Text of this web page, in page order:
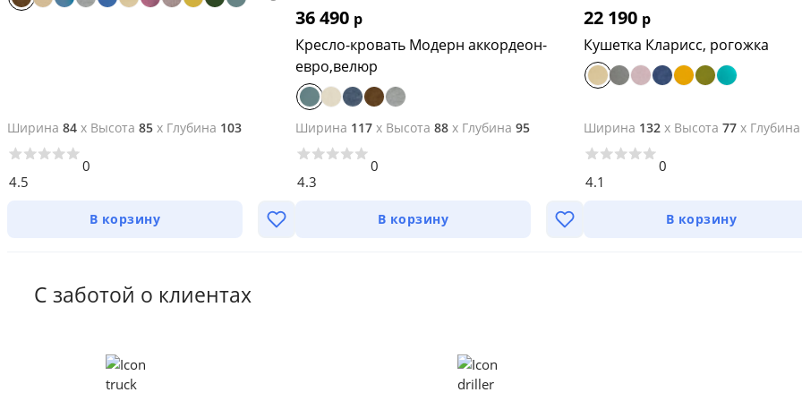
Ширина 84 x Высота 85 x Глубина 103
4.5
0
В корзину
36 490 р
Кресло-кровать Модерн аккордеон-
евро,велюр
Ширина 117 x Высота 88 x Глубина 95
4.3
0
В корзину
22 190 р
Кушетка Кларисс, рогожка
Ширина 132 x Высота 77 x Глубина
4.1
0
В корзину
С заботой о клиентах